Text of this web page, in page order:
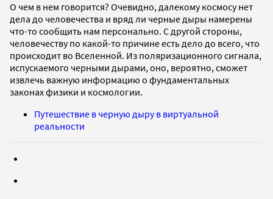
О чем в нем говорится? Очевидно, далекому космосу нет
дела до человечества и вряд ли черные дыры намерены
что-то сообщить нам персонально. С другой стороны,
человечеству по какой-то причине есть дело до всего, что
происходит во Вселенной. Из поляризационного сигнала,
испускаемого черными дырами, оно, вероятно, сможет
извлечь важную информацию о фундаментальных
законах физики и космологии.
Путешествие в черную дыру в виртуальной
реальности